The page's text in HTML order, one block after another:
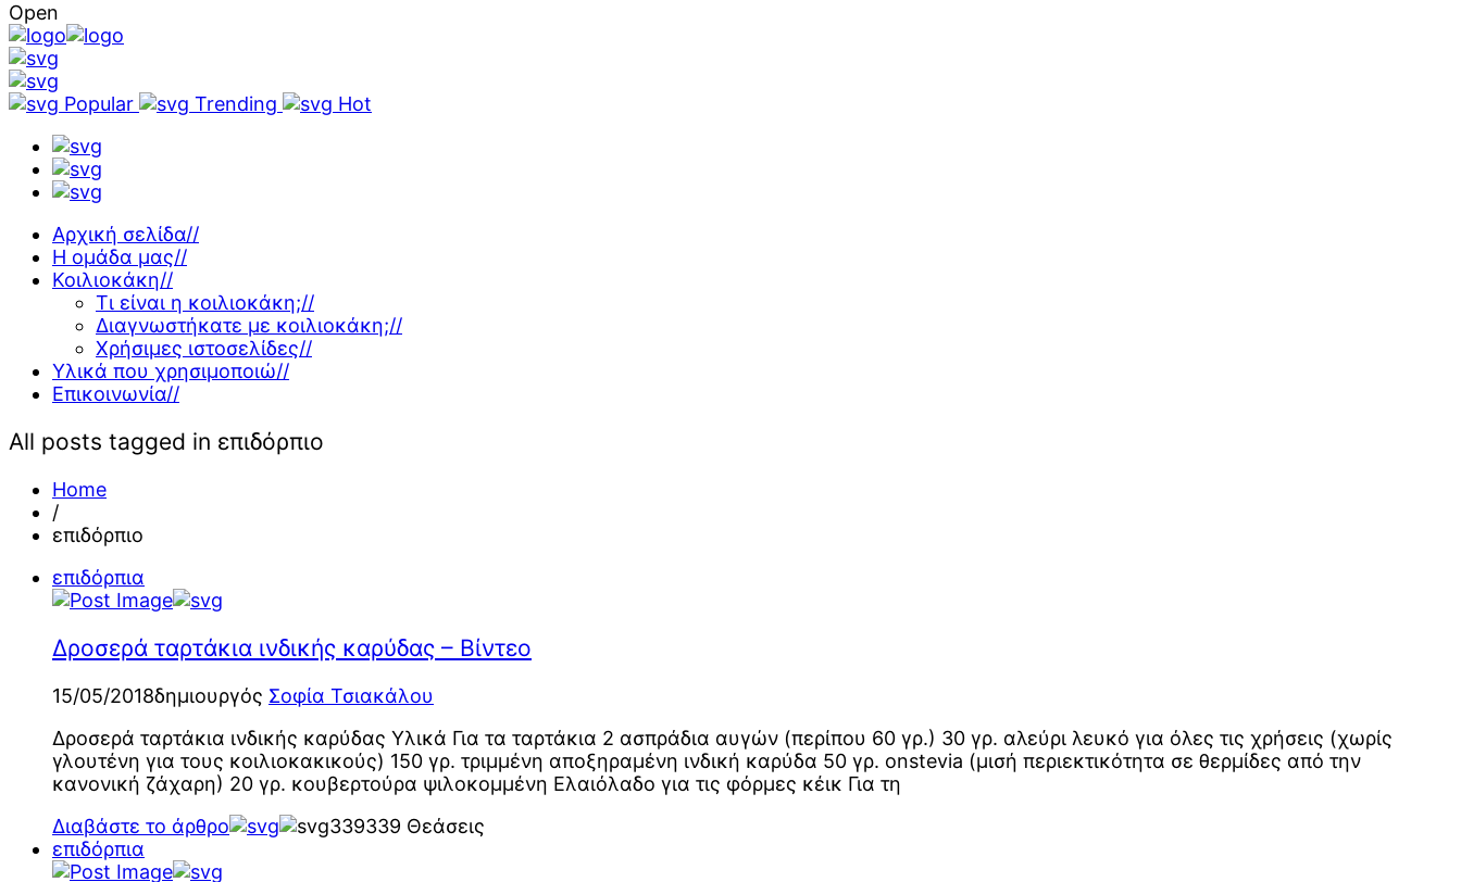
Open
Popular Trending Hot
Αρχική σελίδα//
Η ομάδα μας//
Κοιλιοκάκη//
Τι είναι η κοιλιοκάκη;//
Διαγνωστήκατε με κοιλιοκάκη;//
Χρήσιμες ιστοσελίδες//
Υλικά που χρησιμοποιώ//
Επικοινωνία//
All posts tagged in επιδόρπιο
Home
/
επιδόρπιο
επιδόρπια
Δροσερά ταρτάκια ινδικής καρύδας – Βίντεο
15/05/2018δημιουργός Σοφία Τσιακάλου
Δροσερά ταρτάκια ινδικής καρύδας Υλικά Για τα ταρτάκια 2 ασπράδια αυγών (περίπου 60 γρ.) 30 γρ. αλεύρι λευκό για όλες τις χρήσεις (χωρίς
γλουτένη για τους κοιλιοκακικούς) 150 γρ. τριμμένη αποξηραμένη ινδική καρύδα 50 γρ. onstevia (μισή περιεκτικότητα σε θερμίδες από την
κανονική ζάχαρη) 20 γρ. κουβερτούρα ψιλοκομμένη Ελαιόλαδο για τις φόρμες κέικ Για τη
Διαβάστε το άρθρο
339339 Θεάσεις
επιδόρπια